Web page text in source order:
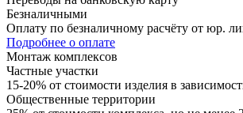
Безналичными
Оплату по безналичному расчёту от юр.
Подробнее о оплате
Монтаж комплексов
Частные участки
15-20% от стоимости изделия в
Общественные территории